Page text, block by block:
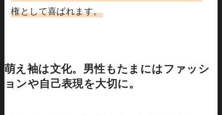
権として喜ばれます。
萌え袖は文化。男性もたまにはファッシ
ョンや自己表現を大切に。